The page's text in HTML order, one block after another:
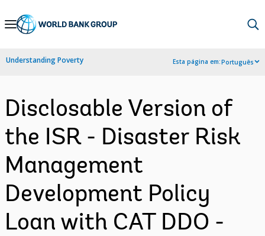
Skip
Navigation
Understanding Poverty Esta página em:Português
Disclosable Version of
the ISR - Disaster Risk
Management
Development Policy
Loan with CAT DDO -